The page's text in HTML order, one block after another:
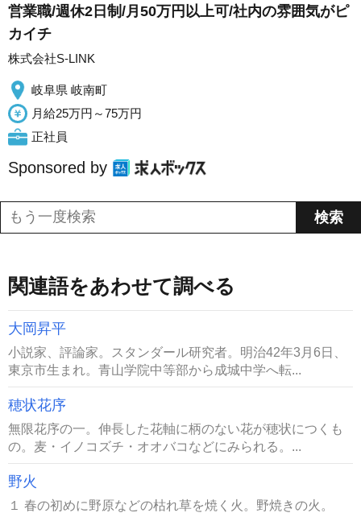
営業職/週休2日制/月50万円以上可/社内の雰囲気がピ
カイチ
株式会社S-LINK
岐阜県 岐南町
月給25万円～75万円
正社員
Sponsored by
関連語をあわせて調べる
大岡昇平
小説家、評論家。スタンダール研究者。明治42年3月6日、
東京市生まれ。青山学院中等部から成城中学へ転...
穂状花序
無限花序の一。伸長した花軸に柄のない花が穂状につくも
の。麦・イノコズチ・オオバコなどにみられる。...
野火
１ 春の初めに野原などの枯れ草を焼く火。野焼きの火。